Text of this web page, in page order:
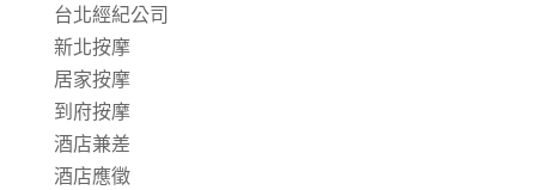
台北經紀公司
新北按摩
居家按摩
到府按摩
酒店兼差
酒店應徵